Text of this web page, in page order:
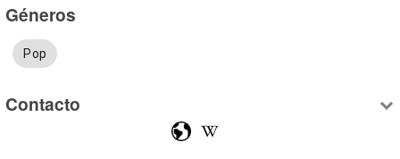
Géneros
Pop
Contacto